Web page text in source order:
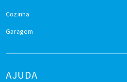
Cozinha
Garagem
AJUDA